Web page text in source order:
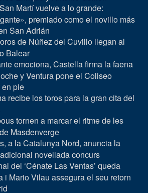
Martí vuelve a lo grande:
premiado como el novillo más
San Adrián
de Núñez del Cuvillo llegan al
Balear
emociona, Castella firma la faena
y Ventura pone el Coliseo
pie
recibe los toros para la gran cita del
tornen a marcar el ritme de les
Masdenverge
a la Catalunya Nord, anuncia la
novellada concurs
del ‘Cénate Las Ventas’ queda
i Mario Vilau assegura el seu retorn